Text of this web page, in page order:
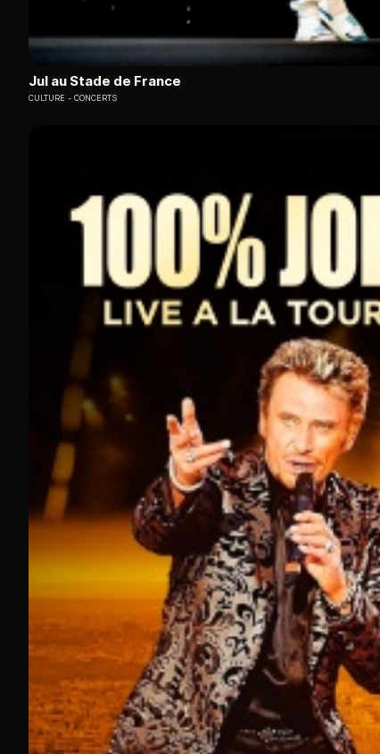
Jul au Stade de France
CULTURE CONCERTS